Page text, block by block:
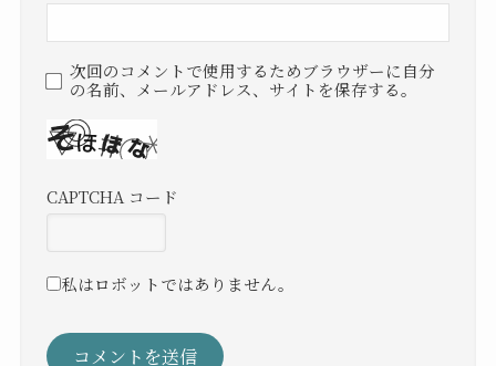
次回のコメントで使用するためブラウザーに自分
の名前、メールアドレス、サイトを保存する。
CAPTCHA コード
私はロボットではありません。